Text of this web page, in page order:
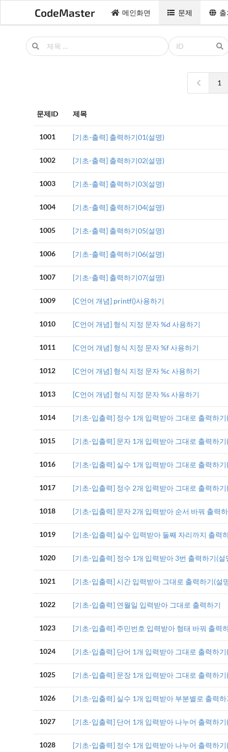
CodeMaster 메인화면 문제
1
문제ID 제목
1001 [기초-출력] 출력하기01(설명)
1002 [기초-출력] 출력하기02(설명)
1003 [기초-출력] 출력하기03(설명)
1004 [기초-출력] 출력하기04(설명)
1005 [기초-출력] 출력하기05(설명)
1006 [기초-출력] 출력하기06(설명)
1007 [기초-출력] 출력하기07(설명)
1009 [C언어 개념] printf()사용하기
1010 [C언어 개념] 형식 지정 문자 %d 사용하기
1011 [C언어 개념] 형식 지정 문자 %f 사용하기
1012 [C언어 개념] 형식 지정 문자 %c 사용하기
1013 [C언어 개념] 형식 지정 문자 %s 사용하기
1014 [기초-입출력] 정수 1개 입력받아 그대로 출력하기
1015 [기초-입출력] 문자 1개 입력받아 그대로 출력하기
1016 [기초-입출력] 실수 1개 입력받아 그대로 출력하기
1017 [기초-입출력] 정수 2개 입력받아 그대로 출력하기
1018 [기초-입출력] 문자 2개 입력받아 순서 바꿔 출력
1019 [기초-입출력] 실수 입력받아 둘째 자리까지 출력
1020 [기초-입출력] 정수 1개 입력받아 3번 출력하기(설
1021 [기초-입출력] 시간 입력받아 그대로 출력하기(설
1022 [기초-입출력] 연월일 입력받아 그대로 출력하기
1023 [기초-입출력] 주민번호 입력받아 형태 바꿔 출력
1024 [기초-입출력] 단어 1개 입력받아 그대로 출력하기
1025 [기초-입출력] 문장 1개 입력받아 그대로 출력하기
1026 [기초-입출력] 실수 1개 입력받아 부분별로 출력하
1027 [기초-입출력] 단어 1개 입력받아 나누어 출력하기
1028 [기초-입출력] 정수 1개 입력받아 나누어 출력하기